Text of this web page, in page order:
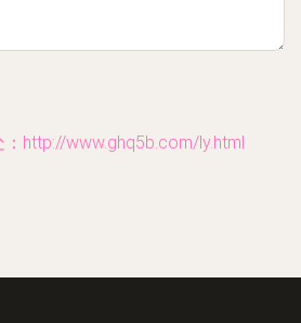
http://www.ghq5b.com/ly.html